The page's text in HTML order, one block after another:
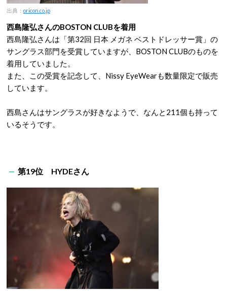
出典： oricon.co.jp
西島隆弘さんのBOSTON CLUBを着用
西島隆弘さんは「第32回 日本 メガネ ベストドレッサー賞」の
サングラス部門を受賞していますが、BOSTON CLUBのものを
着用していました。
また、この受賞を記念して、Nissy EyeWearも数量限定で販売
しています。
西島さんはサングラスが好きなようで、なんと211個も持って
いるそうです。
第19位 HYDEさん